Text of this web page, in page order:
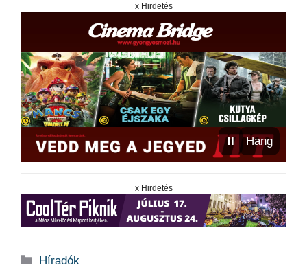
x Hirdetés
⏸ Hang
x Hirdetés
Kategória
Híradók